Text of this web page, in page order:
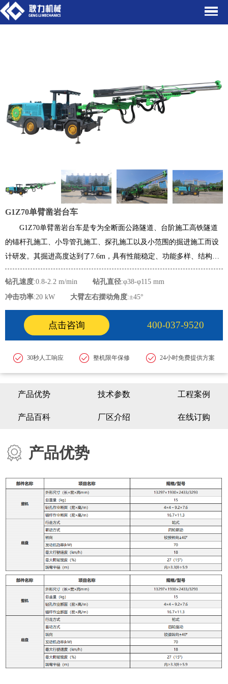
G1Z70单臂凿岩台车
G1Z70单臂凿岩台车是专为全断面公路隧道、台阶施工高铁隧道
的锚杆孔施工、小导管孔施工、探孔施工以及小范围的掘进施工而设
计研发。其掘进高度达到了7.6m，具有性能稳定、功能多样、结构紧
凑的特点。
钻孔速度:0.8-2.2 m/min 钻孔直径:φ38-φ115 mm
冲击功率:20 kW 大臂左右摆动角度:±45°
点击咨询 400-037-9520
30秒人工响应 整机限年保修 24小时免费提供方案
产品优势 技术参数 工程案例
产品百科 厂区介绍 在线订购
产品优势